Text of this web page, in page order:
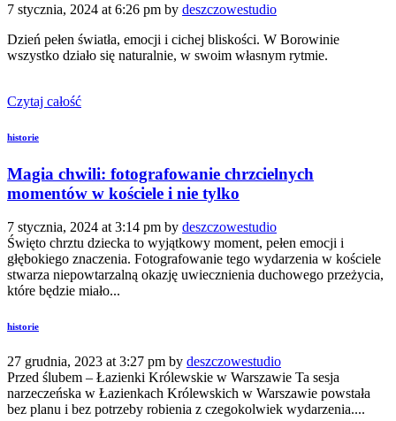
7 stycznia, 2024 at 6:26 pm by deszczowestudio
Dzień pełen światła, emocji i cichej bliskości. W Borowinie
wszystko działo się naturalnie, w swoim własnym rytmie.
Czytaj całość
historie
Magia chwili: fotografowanie chrzcielnych
momentów w kościele i nie tylko
7 stycznia, 2024 at 3:14 pm by deszczowestudio
Święto chrztu dziecka to wyjątkowy moment, pełen emocji i
głębokiego znaczenia. Fotografowanie tego wydarzenia w kościele
stwarza niepowtarzalną okazję uwiecznienia duchowego przeżycia,
które będzie miało...
historie
27 grudnia, 2023 at 3:27 pm by deszczowestudio
Przed ślubem – Łazienki Królewskie w Warszawie Ta sesja
narzeczeńska w Łazienkach Królewskich w Warszawie powstała
bez planu i bez potrzeby robienia z czegokolwiek wydarzenia....